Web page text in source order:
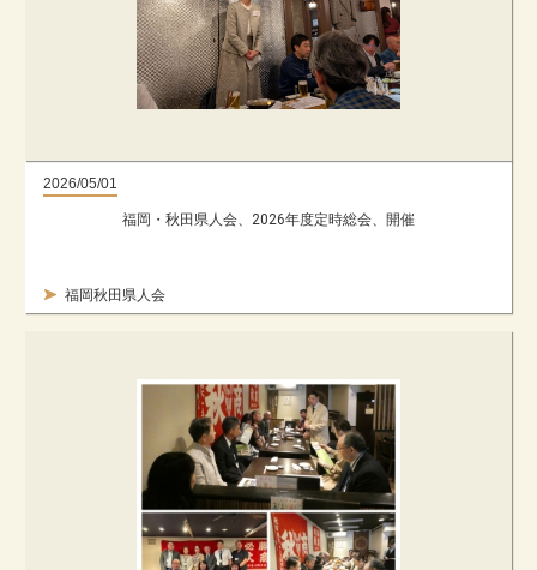
2026/05/01
福岡秋田県人会
福岡・秋田県人会、2026年度定時総会、開催